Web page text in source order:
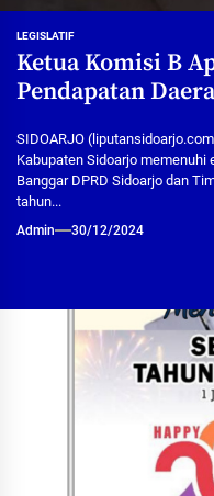
LEGISLATIF
Ketua Komisi B
Pendapatan
SIDOARJO
Kabupaten Sidoarjo
Banggar DPRD Sidoarjo dan
tahun...
Admin 30/12/2024